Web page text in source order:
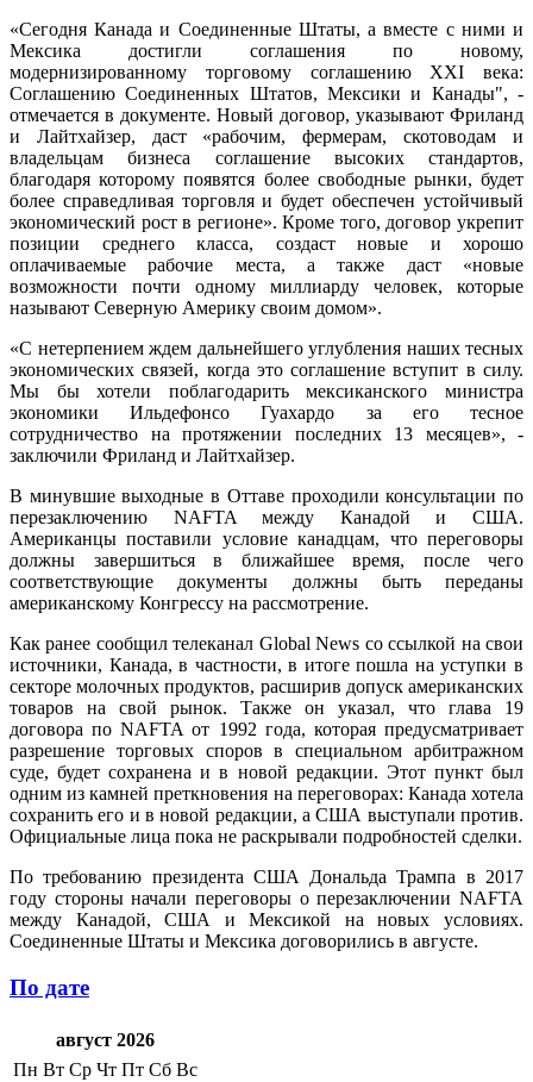
«Сегодня Канада и Соединенные Штаты, а вместе с ними и
Мексика достигли соглашения по новому,
модернизированному торговому соглашению XXI века:
Соглашению Соединенных Штатов, Мексики и Канады", -
отмечается в документе. Новый договор, указывают Фриланд
и Лайтхайзер, даст «рабочим, фермерам, скотоводам и
владельцам бизнеса соглашение высоких стандартов,
благодаря которому появятся более свободные рынки, будет
более справедливая торговля и будет обеспечен устойчивый
экономический рост в регионе». Кроме того, договор укрепит
позиции среднего класса, создаст новые и хорошо
оплачиваемые рабочие места, а также даст «новые
возможности почти одному миллиарду человек, которые
называют Северную Америку своим домом».
«С нетерпением ждем дальнейшего углубления наших тесных
экономических связей, когда это соглашение вступит в силу.
Мы бы хотели поблагодарить мексиканского министра
экономики Ильдефонсо Гуахардо за его тесное
сотрудничество на протяжении последних 13 месяцев», -
заключили Фриланд и Лайтхайзер.
В минувшие выходные в Оттаве проходили консультации по
перезаключению NAFTA между Канадой и США.
Американцы поставили условие канадцам, что переговоры
должны завершиться в ближайшее время, после чего
соответствующие документы должны быть переданы
американскому Конгрессу на рассмотрение.
Как ранее сообщил телеканал Global News со ссылкой на свои
источники, Канада, в частности, в итоге пошла на уступки в
секторе молочных продуктов, расширив допуск американских
товаров на свой рынок. Также он указал, что глава 19
договора по NAFTA от 1992 года, которая предусматривает
разрешение торговых споров в специальном арбитражном
суде, будет сохранена и в новой редакции. Этот пункт был
одним из камней преткновения на переговорах: Канада хотела
сохранить его и в новой редакции, а США выступали против.
Официальные лица пока не раскрывали подробностей сделки.
По требованию президента США Дональда Трампа в 2017
году стороны начали переговоры о перезаключении NAFTA
между Канадой, США и Мексикой на новых условиях.
Соединенные Штаты и Мексика договорились в августе.
По дате
август 2026
Пн Вт Ср Чт Пт Сб Вс